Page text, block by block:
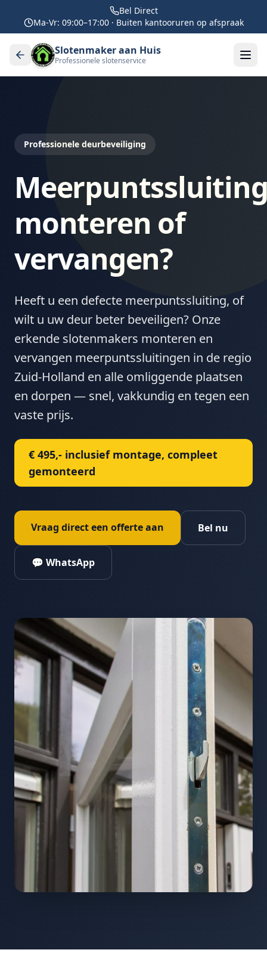
Bel Direct
Ma-Vr: 09:00–17:00 · Buiten kantooruren op afspraak
Slotenmaker aan Huis
Professionele slotenservice
Professionele deurbeveiliging
monteren of
vervangen?
Heeft u een defecte meerpuntssluiting, of
wilt u uw deur beter beveiligen? Onze
erkende slotenmakers monteren en
vervangen meerpuntssluitingen in de regio
Zuid-Holland en alle omliggende plaatsen
en dorpen — snel, vakkundig en tegen een
vaste prijs.
€ 495,- inclusief montage, compleet
gemonteerd
Vraag direct een offerte aan Bel nu
💬 WhatsApp